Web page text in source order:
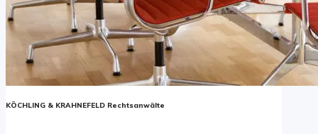
KÖCHLING & KRAHNEFELD Rechtsanwälte